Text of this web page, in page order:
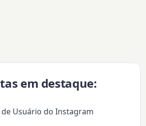
em destaque:
de Usuário do Instagram